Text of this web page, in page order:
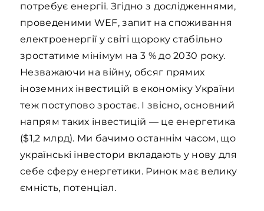
потребує енергії. Згідно з дослідженнями,
проведеними WEF, запит на споживання
електроенергії у світі щороку стабільно
зростатиме мінімум на 3 % до 2030 року.
Незважаючи на війну, обсяг прямих
іноземних інвестицій в економіку України
теж поступово зростає. І звісно, основний
напрям таких інвестицій — це енергетика
($1,2 млрд). Ми бачимо останнім часом, що
українські інвестори вкладають у нову для
себе сферу енергетики. Ринок має велику
ємність, потенціал.